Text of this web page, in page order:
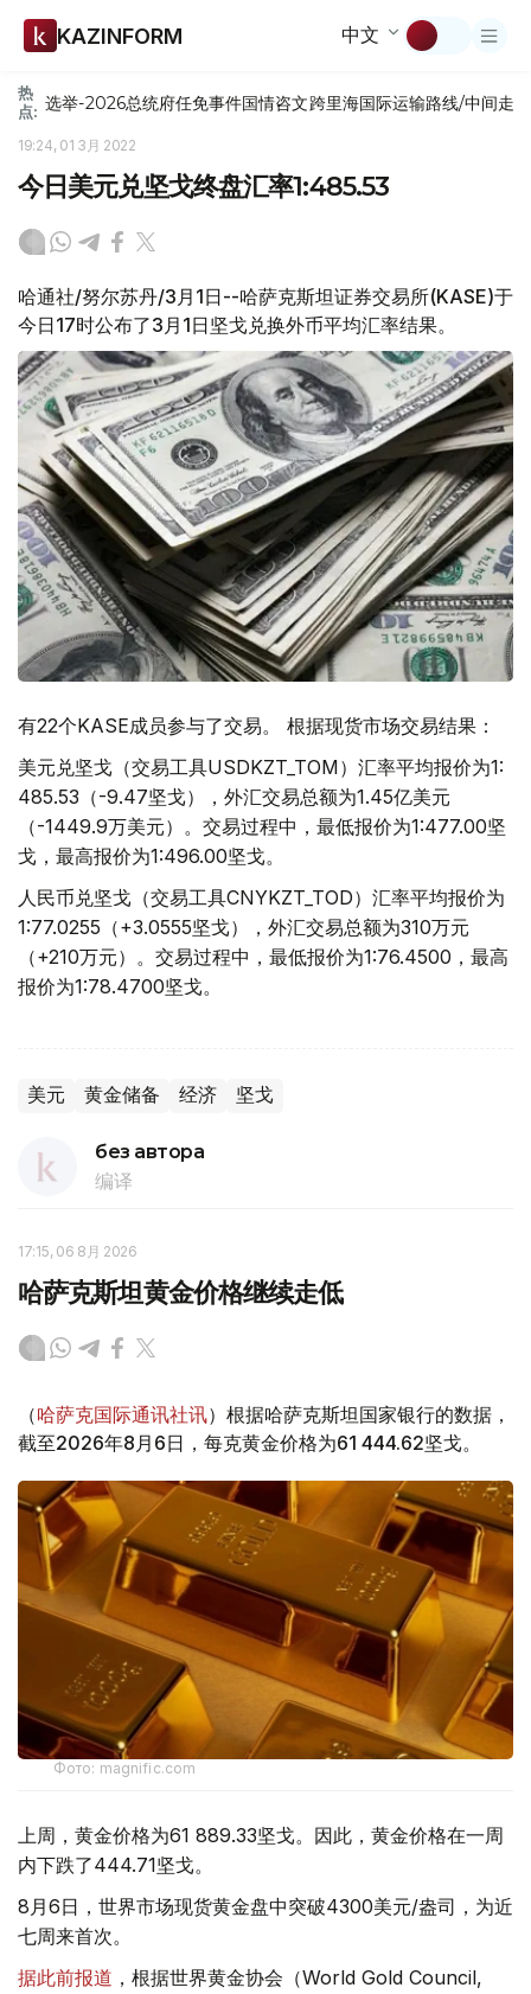
KAZINFORM 中文
热
点: 选举-2026总统府任免事件国情咨文跨里海国际运输路线/中间走廊
19:24, 01 3月 2022
今日美元兑坚戈终盘汇率1:485.53
哈通社/努尔苏丹/3月1日--哈萨克斯坦证券交易所(KASE)于
今日17时公布了3月1日坚戈兑换外币平均汇率结果。
有22个KASE成员参与了交易。 根据现货市场交易结果：
美元兑坚戈（交易工具USDKZT_TOM）汇率平均报价为1:
485.53（-9.47坚戈），外汇交易总额为1.45亿美元
（-1449.9万美元）。交易过程中，最低报价为1:477.00坚
戈，最高报价为1:496.00坚戈。
人民币兑坚戈（交易工具CNYKZT_TOD）汇率平均报价为
1:77.0255（+3.0555坚戈），外汇交易总额为310万元
（+210万元）。交易过程中，最低报价为1:76.4500，最高
报价为1:78.4700坚戈。
美元 黄金储备 经济 坚戈
без автора
编译
17:15, 06 8月 2026
哈萨克斯坦黄金价格继续走低
（哈萨克国际通讯社讯）根据哈萨克斯坦国家银行的数据，
截至2026年8月6日，每克黄金价格为61 444.62坚戈。
Фото: magnific.com
上周，黄金价格为61 889.33坚戈。因此，黄金价格在一周
内下跌了444.71坚戈。
8月6日，世界市场现货黄金盘中突破4300美元/盎司，为近
七周来首次。
据此前报道 ，根据世界黄金协会（World Gold Council,